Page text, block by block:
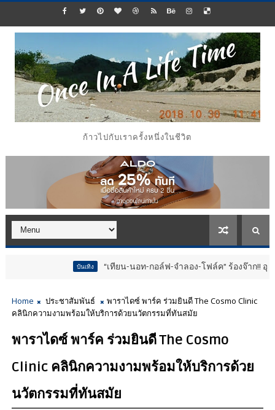
ก้าวไปกับเราครั้งหนึ่งในชีวิต
“เทียน-นอท-กอล์ฟ-จำลอง-โฟล์ค” ร้องจ๊าก!! อุปกรณ์ม่ว
Home ประชาสัมพันธ์
พาราไดซ์ พาร์ค ร่วมยินดี The Cosmo Clinic
คลินิกความงามพร้อมให้บริการด้วยนวัตกรรมที่ทันสมัย
พาราไดซ์ พาร์ค ร่วมยินดี The Cosmo
Clinic คลินิกความงามพร้อมให้บริการด้วย
นวัตกรรมที่ทันสมัย